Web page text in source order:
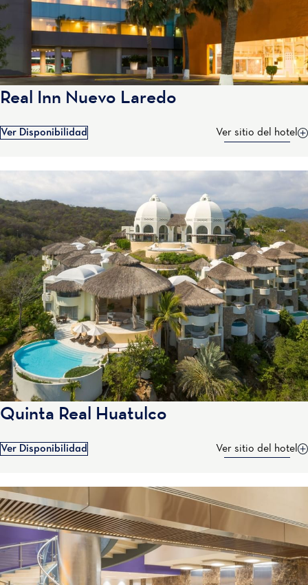
Real Inn Nuevo Laredo
Ver Disponibilidad Ver sitio del hotel
Quinta Real Huatulco
Ver Disponibilidad Ver sitio del hotel